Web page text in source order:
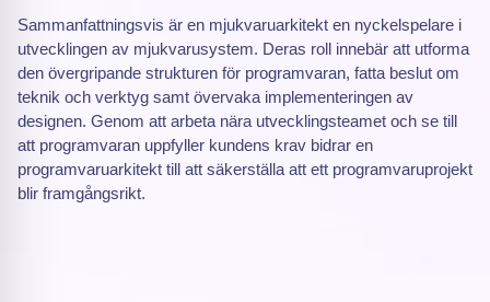
Sammanfattningsvis är en mjukvaruarkitekt en nyckelspelare i
utvecklingen av mjukvarusystem. Deras roll innebär att utforma
den övergripande strukturen för programvaran, fatta beslut om
teknik och verktyg samt övervaka implementeringen av
designen. Genom att arbeta nära utvecklingsteamet och se till
att programvaran uppfyller kundens krav bidrar en
programvaruarkitekt till att säkerställa att ett programvaruprojekt
blir framgångsrikt.